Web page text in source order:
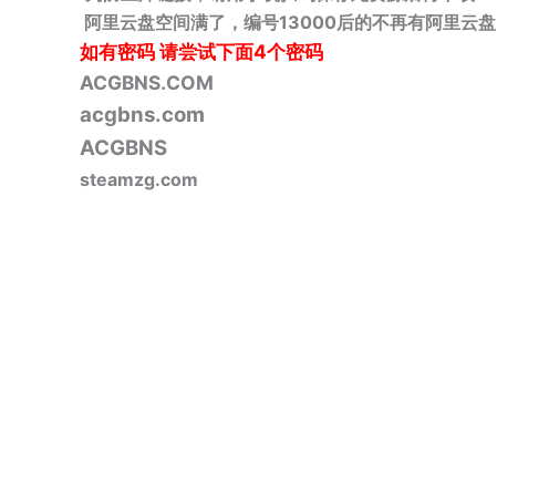
阿里云盘空间满了，编号13000后的不再有阿里云盘
如有密码请尝试下面4个密码
ACGBNS.COM
acgbns.com
ACGBNS
steamzg.com